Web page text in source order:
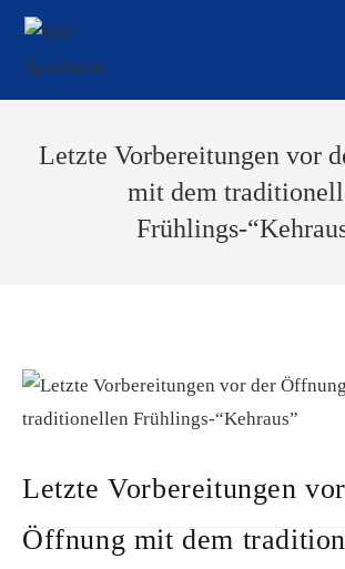
Zum
springen
Letzte Vorbereitungen vor
mit dem
Frühlings-
Letzte Vorbereitungen
Öffnung mit dem